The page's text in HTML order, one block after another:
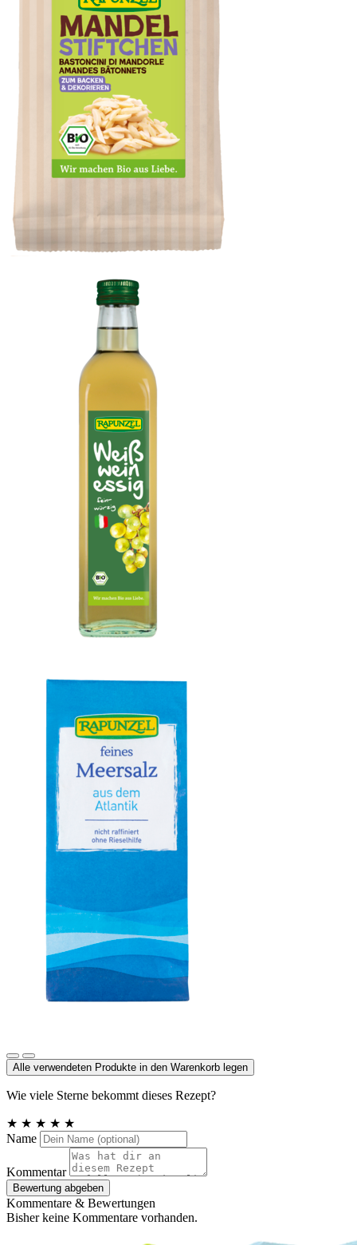
Alle verwendeten Produkte in den Warenkorb legen
Wie viele Sterne bekommt dieses Rezept?
★ ★ ★ ★ ★
Name
Kommentar
Bewertung abgeben
Kommentare & Bewertungen
Bisher keine Kommentare vorhanden.